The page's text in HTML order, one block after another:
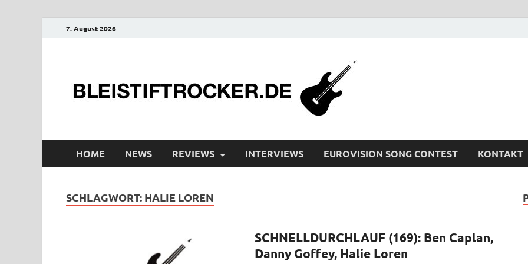
7. August 2026
HOME NEWS REVIEWS INTERVIEWS EUROVISION SONG CONTEST KONTAKT
SCHLAGWORT: HALIE LOREN
SCHNELLDURCHLAUF (169): Ben Caplan,
Danny Goffey, Halie Loren